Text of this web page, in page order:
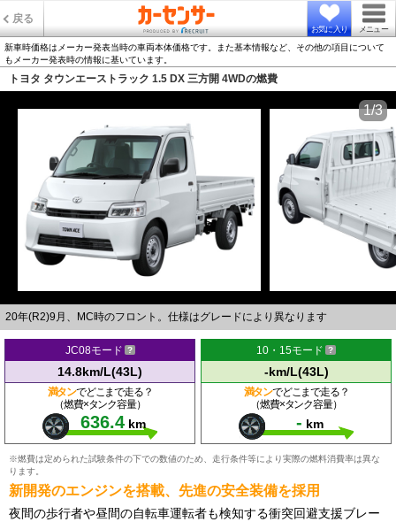
戻る
お気に入り メニュー
新車時価格はメーカー発表当時の車両本体価格です。また基本情報など、その他の項目について
もメーカー発表時の情報に基いています。
トヨタ タウンエーストラック 1.5 DX 三方開 4WDの燃費
20年(R2)9月、MC時のフロント。仕様はグレードにより異なります
1/3
JC08モード
14.8km/L(43L)
満タンでどこまで走る？
（燃費×タンク容量）
636.4 km
10・15モード
-km/L(43L)
満タンでどこまで走る？
（燃費×タンク容量）
- km
※燃費は定められた試験条件の下での数値のため、走行条件等により実際の燃料消費率は異な
ります。
新開発のエンジンを搭載、先進の安全装備を採用
夜間の歩行者や昼間の自転車運転者も検知する衝突回避支援ブレー